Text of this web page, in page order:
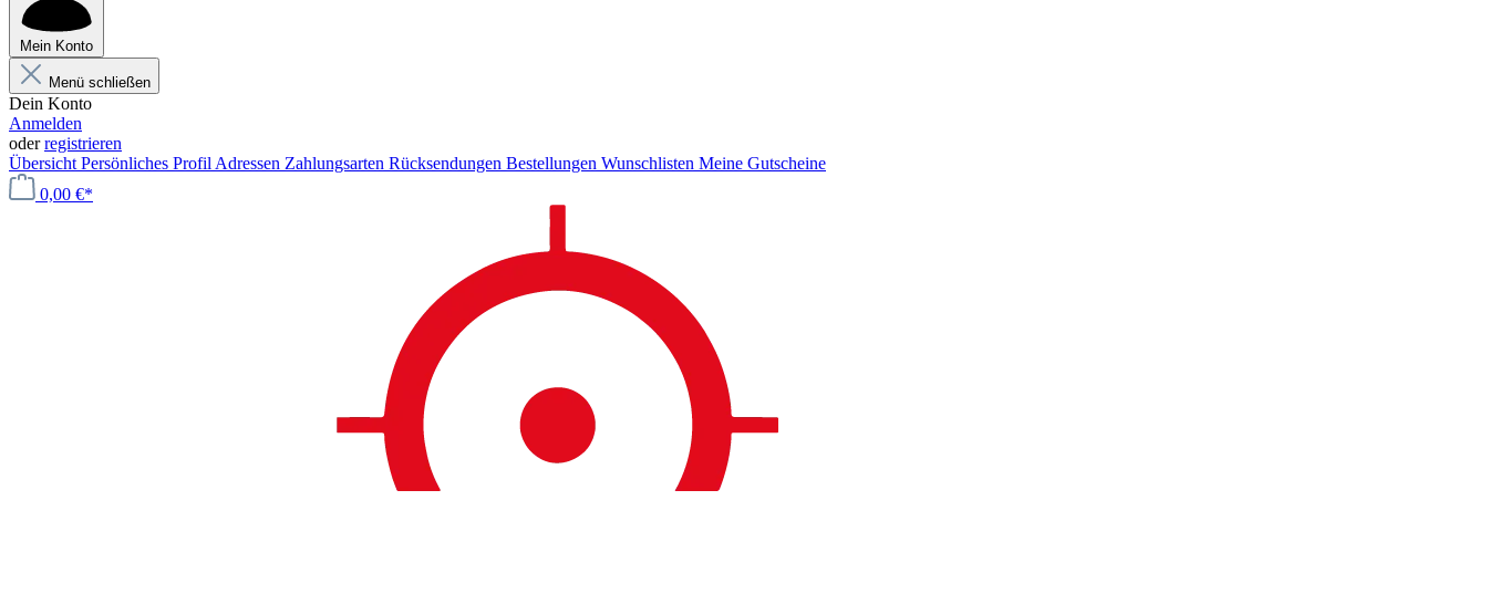
Mein Konto
Menü schließen
Dein Konto
Anmelden
oderregistrieren
Übersicht Persönliches Profil Adressen Zahlungsarten Rücksendungen Bestellungen Wunschlisten Meine Gutscheine
0,00 €*